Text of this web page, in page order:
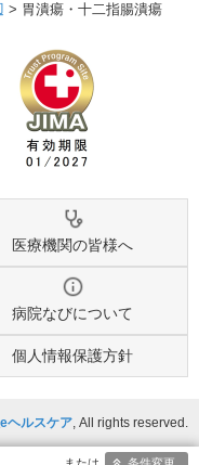
> 胃潰瘍・十二指腸潰瘍
医療機関の皆様へ
病院なびについて
個人情報保護方針
ヘルスケア, All rights reserved.